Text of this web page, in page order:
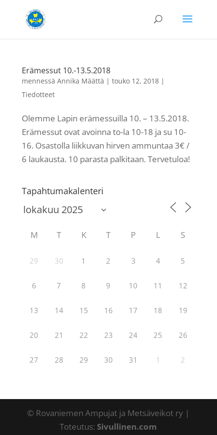
Erämessut 10.-13.5.2018
mennessä Annika Määttä | touko 12, 2018|
Tiedotteet
Olemme Lapin erämessuilla 10. – 13.5.2018.
Erämessut ovat avoinna to-la 10-18 ja su 10-
16. Osastolla liikkuvan hirven ammuntaa 3€ /
6 laukausta. 10 parasta palkitaan. Tervetuloa!
Tapahtumakalenteri
M T K T P L S
29 30 1 2 3 4 5
6 7 8 9 10 11 12
13 14 15 16 17 18 19
20 21 22 23 24 25 26
27 28 29 30 31 1 2
© Rovaniemen Ampujat ja Metsäveikot ry |
Toteutus: Sivullinen.com